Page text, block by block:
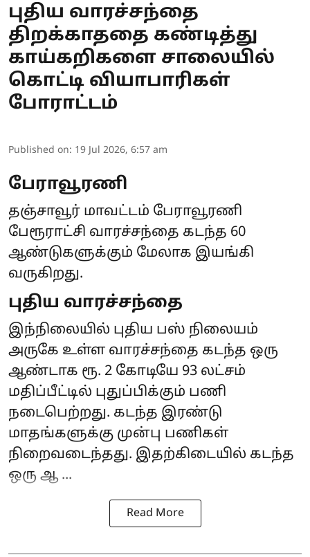
புதிய வாரச்சந்தை
திறக்காததை கண்டித்து
காய்கறிகளை சாலையில்
கொட்டி வியாபாரிகள்
போராட்டம்
Published on: 19 Jul 2026, 6:57 am
பேராவூரணி
தஞ்சாவூர் மாவட்டம் பேராவூரணி
பேரூராட்சி வாரச்சந்தை கடந்த 60
ஆண்டுகளுக்கும் மேலாக இயங்கி
வருகிறது.
புதிய வாரச்சந்தை
இந்நிலையில் புதிய பஸ் நிலையம்
அருகே உள்ள வாரச்சந்தை கடந்த ஒரு
ஆண்டாக ரூ. 2 கோடியே 93 லட்சம்
மதிப்பீட்டில் புதுப்பிக்கும் பணி
நடைபெற்றது. கடந்த இரண்டு
மாதங்களுக்கு முன்பு பணிகள்
நிறைவடைந்தது. இதற்கிடையில் கடந்த
ஒரு ஆ ...
Read More